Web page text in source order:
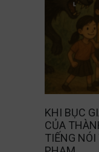
KHI BỤC
CỦA
TIẾNG